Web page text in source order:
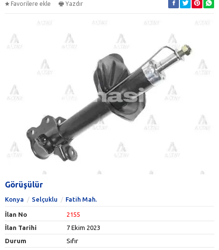
Favorilere ekle Yazdır
Görüşülür
Konya Selçuklu Fatih Mah.
İlan No
2155
İlan Tarihi
7 Ekim 2023
Durum
Sıfır